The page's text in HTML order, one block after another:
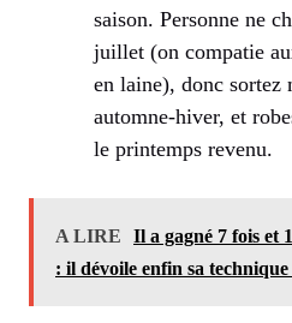
saison. Personne ne
juillet (on compatie
en laine), donc sortez
automne-hiver, et
le printemps revenu.
A LIRE
Il a gagné 7 fois et
: il dévoile enfin sa technique